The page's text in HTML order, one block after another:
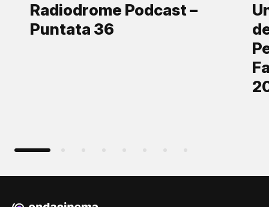
Radiodrome Podcast –
Puntata 36